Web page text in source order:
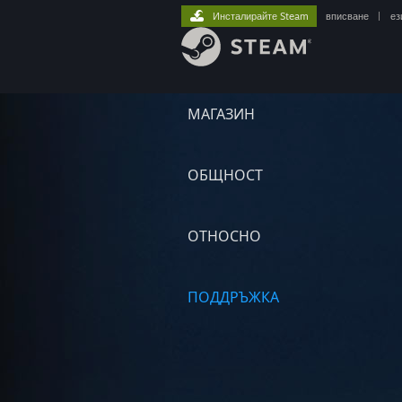
МАГАЗИН
ОБЩНОСТ
ОТНОСНО
ПОДДРЪЖКА
Инсталирайте Steam вписване